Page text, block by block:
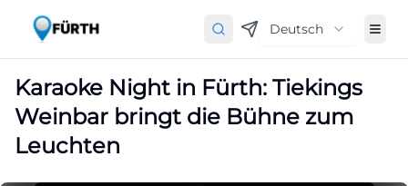
Deutsch
Karaoke Night in Fürth: Tiekings
Weinbar bringt die Bühne zum
Leuchten